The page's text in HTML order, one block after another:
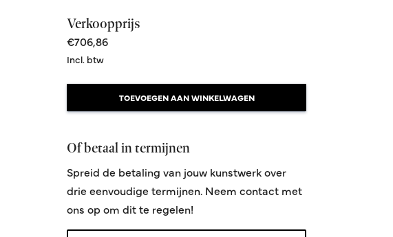
Verkoopprijs
€706,86
Incl. btw
TOEVOEGEN AAN WINKELWAGEN
Of betaal in termijnen
Spreid de betaling van jouw kunstwerk over
drie eenvoudige termijnen. Neem contact met
ons op om dit te regelen!